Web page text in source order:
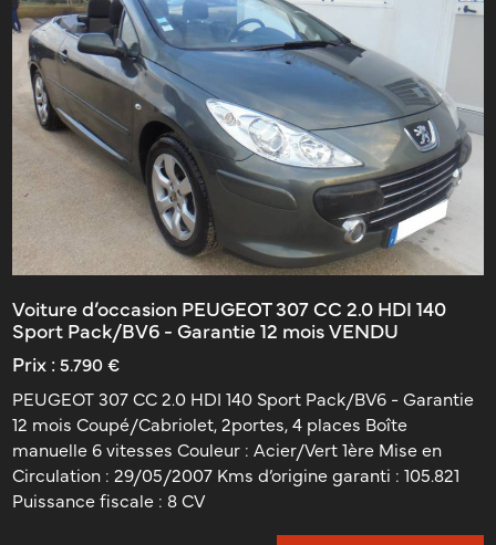
Voiture d’occasion PEUGEOT 307 CC 2.0 HDI 140
Sport Pack/BV6 - Garantie 12 mois VENDU
Prix :5.790 €
PEUGEOT 307 CC 2.0 HDI 140 Sport Pack/BV6 - Garantie
12 mois Coupé/Cabriolet, 2portes, 4 places Boîte
manuelle 6 vitesses Couleur : Acier/Vert 1ère Mise en
Circulation : 29/05/2007 Kms d’origine garanti : 105.821
Puissance fiscale : 8 CV